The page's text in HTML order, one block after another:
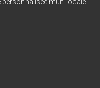
personnalisée multi locale